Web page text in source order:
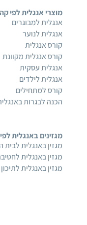
מוצרי אנגלית לפי
אנגלית למבוגרים
אנגלית לנוער
קורס אנגלית
קורס אנגלית מקוונת
אנגלית עסקית
אנגלית לילדים
קורס למתחילים
הכנה לבגרות
מגזינים באנגלית
מגזין באנגלית לבית
מגזין באנגלית
מגזין באנגלית לתיכון